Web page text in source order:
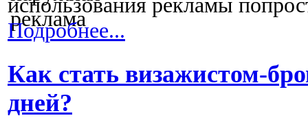
использования рекламы
Подробнее...
Как стать визажистом-
дней?